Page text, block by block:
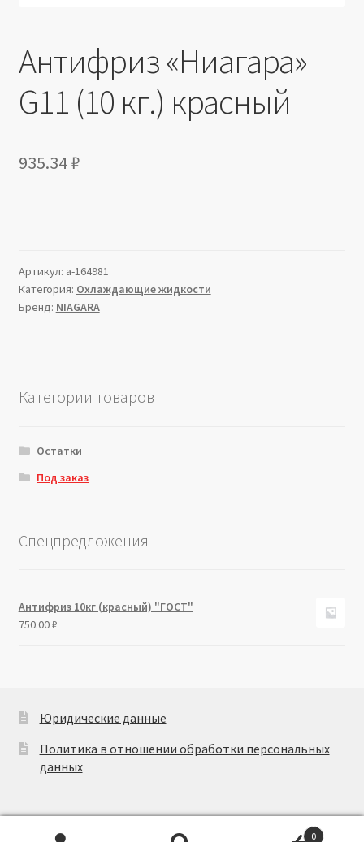
Антифриз «Ниагара»
G11 (10 кг.) красный
935.34₽
Артикул: a-164981
Категория: Охлаждающие жидкости
Бренд: NIAGARA
Категории товаров
Остатки
Под заказ
Спецпредложения
Антифриз 10кг (красный) "ГОСТ"
750.00₽
Юридические данные
Политика в отношении обработки персональных
данных
0